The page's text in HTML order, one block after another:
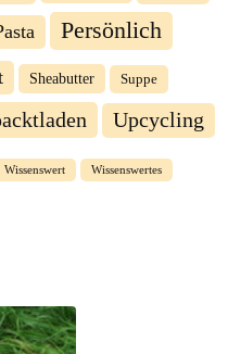
Persönlich
Sheabutter Suppe
Upcycling
Wissenswert Wissenswertes